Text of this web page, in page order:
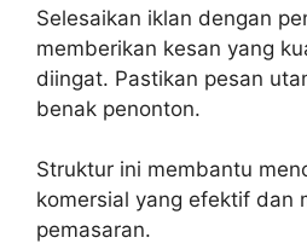
Selesaikan iklan dengan
memberikan kesan yang
diingat. Pastikan pesan
benak penonton.
Struktur ini membantu
komersial yang efektif dan
pemasaran.